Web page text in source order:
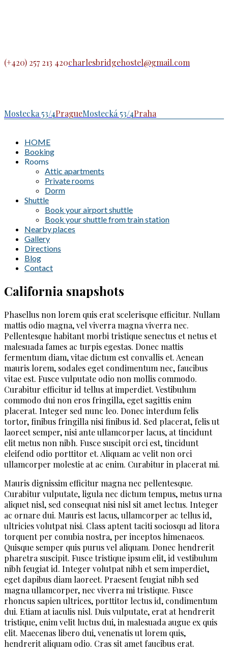
(+420) 257 213 420charlesbridgehostel@gmail.com
Mostecka 53/4PragueMostecká 53/4Praha
HOME
Booking
Rooms
Attic apartments
Private rooms
Dorm
Shuttle
Book your airport shuttle
Book your shuttle from train station
Nearby places
Gallery
Directions
Blog
Contact
California snapshots
Phasellus non lorem quis erat scelerisque efficitur. Nullam
mattis odio magna, vel viverra magna viverra nec.
Pellentesque habitant morbi tristique senectus et netus et
malesuada fames ac turpis egestas. Donec mattis
fermentum diam, vitae dictum est convallis et. Aenean
mauris lorem, sodales eget condimentum nec, faucibus
vitae est. Fusce vulputate odio non mollis commodo.
Curabitur efficitur id tellus at imperdiet. Vestibulum
commodo dui non eros fringilla, eget sagittis enim
placerat. Integer sed nunc leo. Donec interdum felis
tortor, finibus fringilla nisi finibus id. Sed placerat, felis ut
laoreet semper, nisi ante ullamcorper lacus, at tincidunt
elit metus non nibh. Fusce suscipit orci est, tincidunt
eleifend odio porttitor et. Aliquam ac velit non orci
ullamcorper molestie at ac enim. Curabitur in placerat mi.
Mauris dignissim efficitur magna nec pellentesque.
Curabitur vulputate, ligula nec dictum tempus, metus urna
aliquet nisl, sed consequat nisi nisl sit amet lectus. Integer
ac ornare dui. Mauris est lacus, ullamcorper ac tellus id,
ultricies volutpat nisi. Class aptent taciti sociosqu ad litora
torquent per conubia nostra, per inceptos himenaeos.
Quisque semper quis purus vel aliquam. Donec hendrerit
pharetra suscipit. Fusce tristique ipsum elit, id vestibulum
nibh feugiat id. Integer volutpat nibh et sem imperdiet,
eget dapibus diam laoreet. Praesent feugiat nibh sed
magna ullamcorper, nec viverra mi tristique. Fusce
rhoncus sapien ultrices, porttitor lectus id, condimentum
dui. Etiam at iaculis nisl. Duis vulputate, erat at hendrerit
tristique, enim velit luctus dui, in malesuada augue ex quis
elit. Maecenas libero dui, venenatis ut lorem quis,
hendrerit aliquam odio. Cras sit amet faucibus erat.